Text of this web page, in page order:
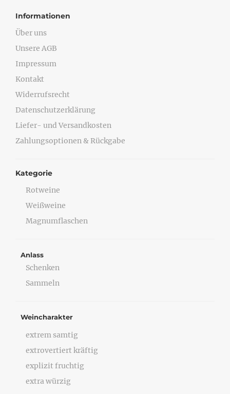
Informationen
Über uns
Unsere AGB
Impressum
Kontakt
Widerrufsrecht
Datenschutzerklärung
Liefer- und Versandkosten
Zahlungsoptionen & Rückgabe
Kategorie
Rotweine
Weißweine
Magnumflaschen
Anlass
Schenken
Sammeln
Weincharakter
extrem samtig
extrovertiert kräftig
explizit fruchtig
extra würzig